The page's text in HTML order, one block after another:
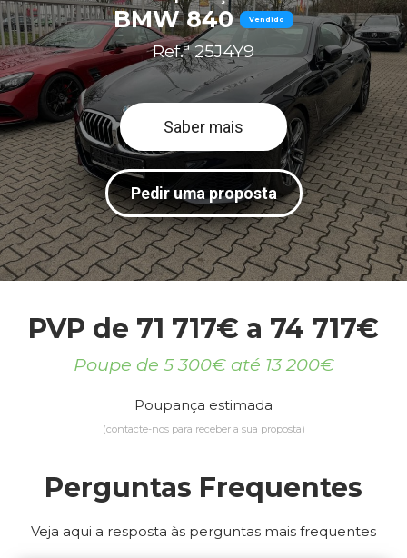
BMW 840 Vendido
Ref.ª 25J4Y9
Saber mais
Pedir uma proposta
PVP de 71 717€ a 74 717€
Poupe de 5 300€ até 13 200€
Poupança estimada
(contacte-nos para receber a sua proposta)
Perguntas Frequentes
Veja aqui a resposta às perguntas mais frequentes